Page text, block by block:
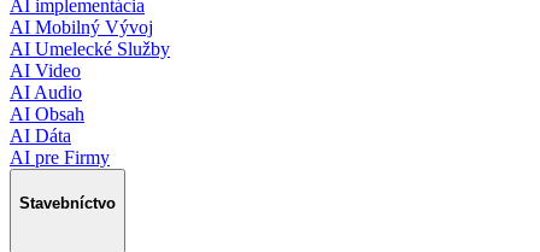
AI implementácia
AI Mobilný Vývoj
AI Umelecké Služby
AI Video
AI Audio
AI Obsah
AI Dáta
AI pre Firmy
Stavebníctvo